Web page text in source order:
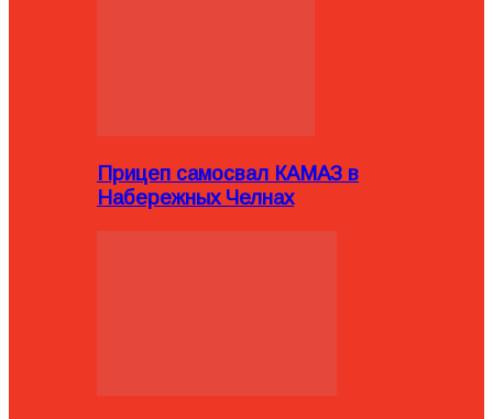
Прицеп самосвал КАМАЗ в
Набережных Челнах